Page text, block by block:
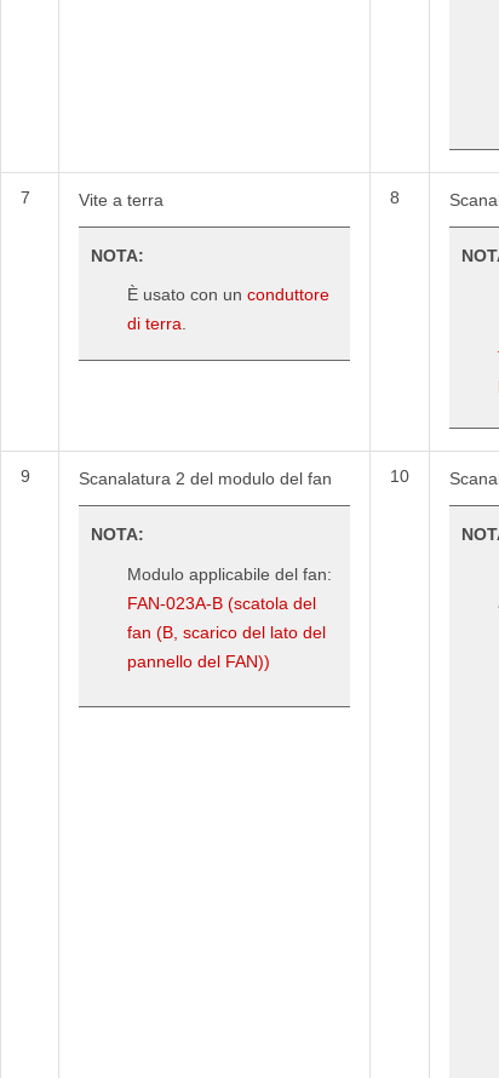
7 Vite a terra
NOTA:
È usato con un conduttore
di terra
8
9 Scanalatura 2 del modulo del fan
NOTA:
Modulo applicabile del fan:
FAN-023A-B (scatola del
fan (B, scarico del lato del
pannello del FAN))
10